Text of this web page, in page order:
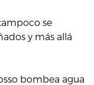
se
y más allá
bombea agua